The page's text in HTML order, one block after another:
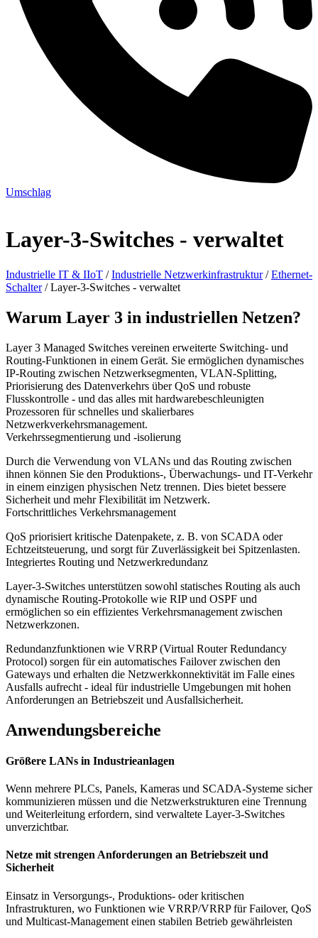
Umschlag
Layer-3-Switches - verwaltet
Industrielle IT & IIoT /Industrielle Netzwerkinfrastruktur/Ethernet-
Schalter/Layer-3-Switches - verwaltet
Warum Layer 3 in industriellen Netzen?
Layer 3 Managed Switches vereinen erweiterte Switching- und
Routing-Funktionen in einem Gerät. Sie ermöglichen dynamisches
IP-Routing zwischen Netzwerksegmenten, VLAN-Splitting,
Priorisierung des Datenverkehrs über QoS und robuste
Flusskontrolle - und das alles mit hardwarebeschleunigten
Prozessoren für schnelles und skalierbares
Netzwerkverkehrsmanagement.
Verkehrssegmentierung und -isolierung
Durch die Verwendung von VLANs und das Routing zwischen
ihnen können Sie den Produktions-, Überwachungs- und IT-Verkehr
in einem einzigen physischen Netz trennen. Dies bietet bessere
Sicherheit und mehr Flexibilität im Netzwerk.
Fortschrittliches Verkehrsmanagement
QoS priorisiert kritische Datenpakete, z. B. von SCADA oder
Echtzeitsteuerung, und sorgt für Zuverlässigkeit bei Spitzenlasten.
Integriertes Routing und Netzwerkredundanz
Layer-3-Switches unterstützen sowohl statisches Routing als auch
dynamische Routing-Protokolle wie RIP und OSPF und
ermöglichen so ein effizientes Verkehrsmanagement zwischen
Netzwerkzonen.
Redundanzfunktionen wie VRRP (Virtual Router Redundancy
Protocol) sorgen für ein automatisches Failover zwischen den
Gateways und erhalten die Netzwerkkonnektivität im Falle eines
Ausfalls aufrecht - ideal für industrielle Umgebungen mit hohen
Anforderungen an Betriebszeit und Ausfallsicherheit.
Anwendungsbereiche
Größere LANs in Industrieanlagen
Wenn mehrere PLCs, Panels, Kameras und SCADA-Systeme sicher
kommunizieren müssen und die Netzwerkstrukturen eine Trennung
und Weiterleitung erfordern, sind verwaltete Layer-3-Switches
unverzichtbar.
Netze mit strengen Anforderungen an Betriebszeit und
Sicherheit
Einsatz in Versorgungs-, Produktions- oder kritischen
Infrastrukturen, wo Funktionen wie VRRP/VRRP für Failover, QoS
und Multicast-Management einen stabilen Betrieb gewährleisten